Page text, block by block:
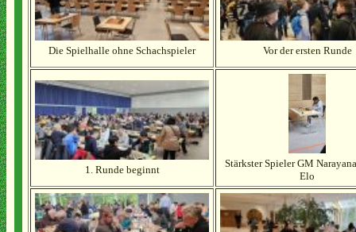
Die Spielhalle ohne Schachspieler Vor der ersten Runde
1. Runde beginnt
Stärkster Spieler GM
Elo